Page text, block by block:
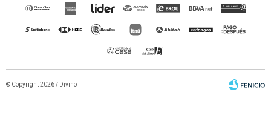
© Copyright 2026 / Divino